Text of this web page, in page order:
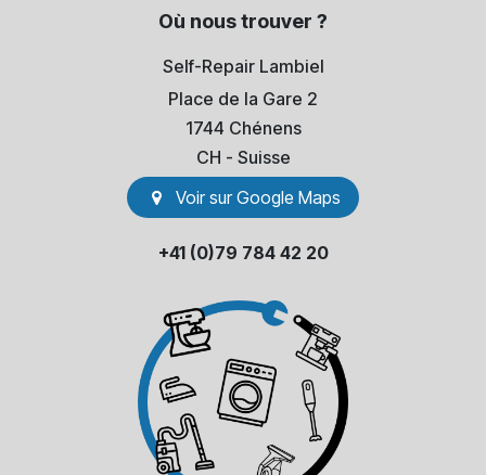
Où nous trouver ?
Self-Repair Lambiel
Place de la Gare 2
1744 Chénens
​CH - Suisse
Voir sur Go​​ogle Maps
+41 (0)79 784 42 20